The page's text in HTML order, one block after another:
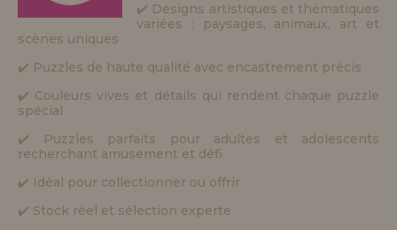
✔️ Designs artistiques et thématiques
variées : paysages, animaux, art et
scènes uniques
✔️ Puzzles de haute qualité avec encastrement précis
✔️ Couleurs vives et détails qui rendent chaque puzzle
spécial
✔️ Puzzles parfaits pour adultes et adolescents
recherchant amusement et défi
✔️ Idéal pour collectionner ou offrir
✔️ Stock réel et sélection experte